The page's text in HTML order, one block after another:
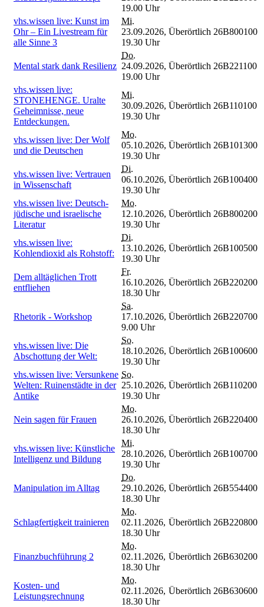
19.00 Uhr
vhs.wissen live: Kunst im
Ohr – Ein Livestream für
alle Sinne 3
Mi.
23.09.2026,
19.30 Uhr
Überörtlich 26B800100
Mental stark dank Resilienz
Do.
24.09.2026,
19.00 Uhr
Überörtlich 26B221100
vhs.wissen live:
STONEHENGE. Uralte
Geheimnisse, neue
Entdeckungen.
Mi.
30.09.2026,
19.30 Uhr
Überörtlich 26B110100
vhs.wissen live: Der Wolf
und die Deutschen
Mo.
05.10.2026,
19.30 Uhr
Überörtlich 26B101300
vhs.wissen live: Vertrauen
in Wissenschaft
Di.
06.10.2026,
19.30 Uhr
Überörtlich 26B100400
vhs.wissen live: Deutsch-
jüdische und israelische
Literatur
Mo.
12.10.2026,
19.30 Uhr
Überörtlich 26B800200
vhs.wissen live:
Kohlendioxid als Rohstoff:
Di.
13.10.2026,
19.30 Uhr
Überörtlich 26B100500
Dem alltäglichen Trott
entfliehen
Fr.
16.10.2026,
18.30 Uhr
Überörtlich 26B220200
Rhetorik - Workshop
Sa.
17.10.2026,
9.00 Uhr
Überörtlich 26B220700
vhs.wissen live: Die
Abschottung der Welt:
So.
18.10.2026,
19.30 Uhr
Überörtlich 26B100600
vhs.wissen live: Versunkene
Welten: Ruinenstädte in der
Antike
So.
25.10.2026,
19.30 Uhr
Überörtlich 26B110200
Nein sagen für Frauen
Mo.
26.10.2026,
18.30 Uhr
Überörtlich 26B220400
vhs.wissen live: Künstliche
Intelligenz und Bildung
Mi.
28.10.2026,
19.30 Uhr
Überörtlich 26B100700
Manipulation im Alltag
Do.
29.10.2026,
18.30 Uhr
Überörtlich 26B554400
Schlagfertigkeit trainieren
Mo.
02.11.2026,
18.30 Uhr
Überörtlich 26B220800
Finanzbuchführung 2
Mo.
02.11.2026,
18.30 Uhr
Überörtlich 26B630200
Kosten- und
Leistungsrechnung
Mo.
02.11.2026,
18.30 Uhr
Überörtlich 26B630600